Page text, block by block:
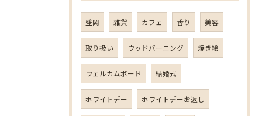
盛岡 雑貨 カフェ 香り 美容
取り扱い ウッドバーニング 焼き絵
ウェルカムボード 結婚式
ホワイトデー ホワイトデーお返し